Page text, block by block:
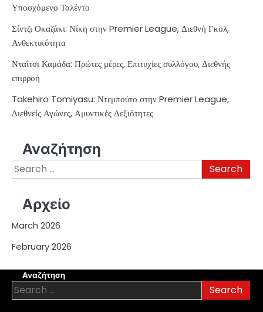
Υποσχόμενο Ταλέντο
Σίντζι Οκαζάκι: Νίκη στην Premier League, Διεθνή Γκολ,
Ανθεκτικότητα
Νταΐτσι Καμάδα: Πρώτες μέρες, Επιτυχίες συλλόγου, Διεθνής
επιρροή
Takehiro Tomiyasu: Ντεμπούτο στην Premier League,
Διεθνείς Αγώνες, Αμυντικές Δεξιότητες
Αναζήτηση
Search
for:
Αρχείο
March 2026
February 2026
Αναζήτηση
Search
for: